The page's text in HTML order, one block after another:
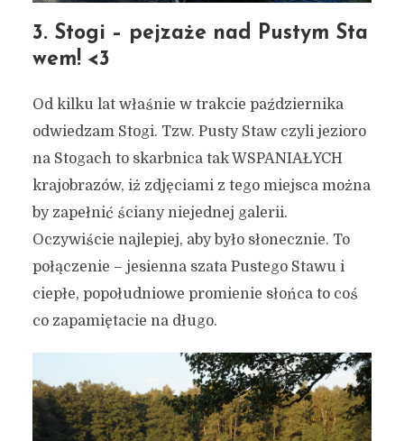
3. Stogi – pejzaże nad Pustym Sta
wem! <3
Od kilku lat właśnie w trakcie października
odwiedzam Stogi. Tzw. Pusty Staw czyli jezioro
na Stogach to skarbnica tak WSPANIAŁYCH
krajobrazów, iż zdjęciami z tego miejsca można
by zapełnić ściany niejednej galerii.
Oczywiście najlepiej, aby było słonecznie. To
połączenie – jesienna szata Pustego Stawu i
ciepłe, popołudniowe promienie słońca to coś
co zapamiętacie na długo.